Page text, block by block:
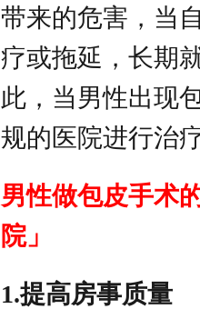
带来的危害，当
疗或拖延，长期
此，当男性出现
规的医院进行治疗
男性做包皮手术
院」
1.提高房事质量